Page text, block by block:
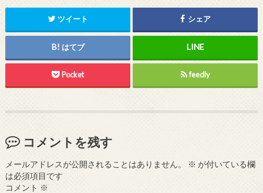
ツイート シェア
はてブ
Pocket feedly
コメントを残す
メールアドレスが公開されることはありません。 ※ が付いている欄
は必須項目です
コメント ※